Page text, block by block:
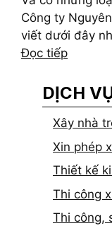
Công ty
viết dưới đây
Đọc tiếp
DỊCH
Xây nhà
Xin phép
Thiết kế
Thi công
Thi công,